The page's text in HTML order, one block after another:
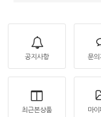
공지사항 문의
최근본상품 마이